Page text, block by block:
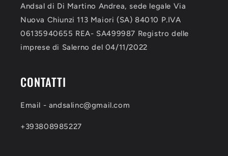
Andsal di Di Martino Andrea, sede legale Via
Nuova Chiunzi 113 Maiori (SA) 84010 P.IVA
06135940655 REA- SA499987 Registro delle
imprese di Salerno del 04/11/2022
CONTATTI
Email - andsalinc@gmail.com
+393808985227